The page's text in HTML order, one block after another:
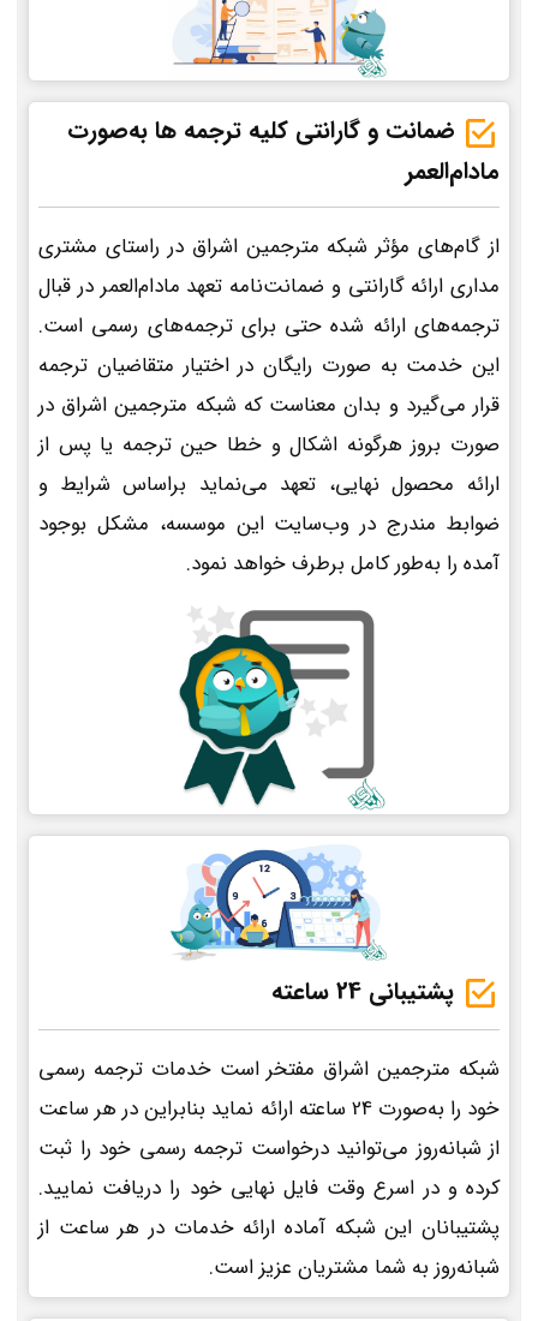
ضمانت و گارانتی کلیه ترجمه ها به‌صورت
مادام‌العمر
از گام‌های مؤثر شبکه مترجمین اشراق در راستای مشتری
مداری ارائه گارانتی و ضمانت‌نامه تعهد مادام‌العمر در قبال
ترجمه‌های ارائه شده حتی برای ترجمه‌های رسمی است.
این خدمت به صورت رایگان در اختیار متقاضیان ترجمه
قرار می‌گیرد و بدان معناست که شبکه مترجمین اشراق در
صورت بروز هرگونه اشکال و خطا حین ترجمه یا پس از
ارائه محصول نهایی، تعهد می‌نماید براساس شرایط و
ضوابط مندرج در وب‌سایت این موسسه، مشکل بوجود
آمده را به‌طور کامل برطرف خواهد نمود.
پشتیبانی 24 ساعته
شبکه مترجمین اشراق مفتخر است خدمات ترجمه رسمی
خود را به‌صورت 24 ساعته ارائه نماید بنابراین در هر ساعت
از شبانه‌روز می‌توانید درخواست ترجمه رسمی خود را ثبت
کرده و در اسرع وقت فایل نهایی خود را دریافت نمایید.
پشتیبانان این شبکه آماده ارائه خدمات در هر ساعت از
شبانه‌روز به شما مشتریان عزیز است.